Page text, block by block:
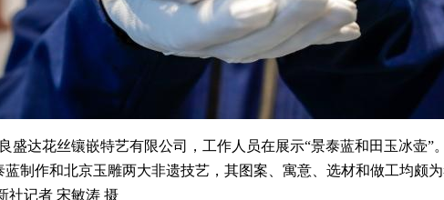
达花丝镶嵌特艺有限公司，工作人员在展示“景泰蓝和田玉冰壶”
制作和北京玉雕两大非遗技艺，其图案、寓意、选材和做工均颇
社记者 宋敏涛 摄